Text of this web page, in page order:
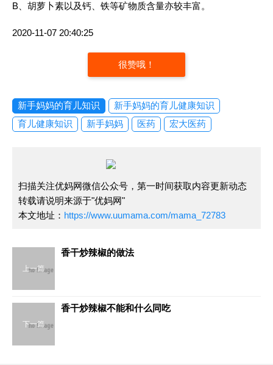
B、胡萝卜素以及钙、铁等矿物质含量亦较丰富。
2020-11-07 20:40:25
很赞哦！
新手妈妈的育儿知识
新手妈妈的育儿健康知识
育儿健康知识
新手妈妈 医药 宏大医药
扫描关注优妈网微信公众号，第一时间获取内容更新动态
转载请说明来源于"优妈网"
本文地址： https://www.uumama.com/mama_72783
上一篇
香干炒辣椒的做法
下一篇
香干炒辣椒不能和什么同吃